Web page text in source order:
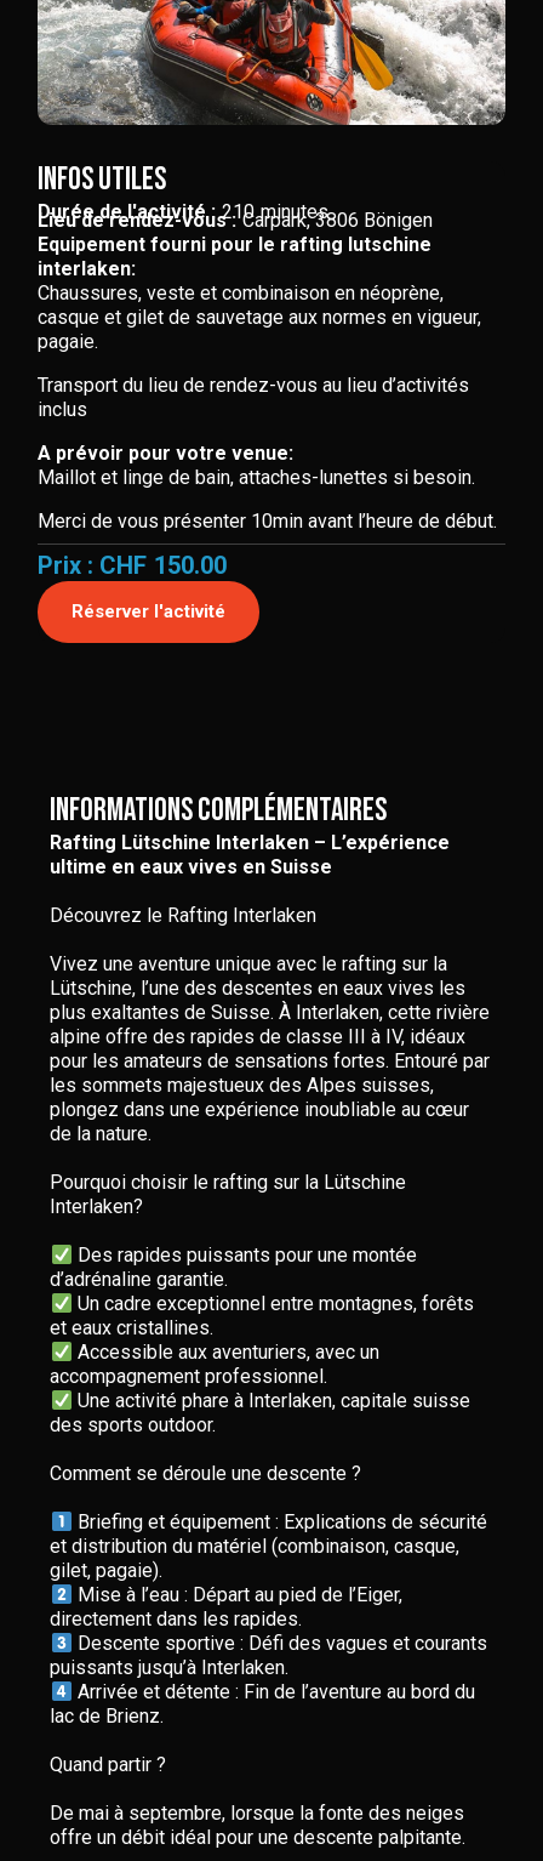
Infos utiles
Durée de l'activité : 210 minutes
Lieu de rendez-vous : Carpark, 3806 Bönigen
Equipement fourni pour le rafting lutschine
interlaken:
Chaussures, veste et combinaison en néoprène,
casque et gilet de sauvetage aux normes en vigueur,
pagaie.
Transport du lieu de rendez-vous au lieu d’activités
inclus
A prévoir pour votre venue:
Maillot et linge de bain, attaches-lunettes si besoin.
Merci de vous présenter 10min avant l’heure de début.
Prix : CHF 150.00
Réserver l'activité
informations complémentaires
Rafting Lütschine Interlaken – L’expérience
ultime en eaux vives en Suisse
Découvrez le Rafting Interlaken
Vivez une aventure unique avec le rafting sur la
Lütschine, l’une des descentes en eaux vives les
plus exaltantes de Suisse. À Interlaken, cette rivière
alpine offre des rapides de classe III à IV, idéaux
pour les amateurs de sensations fortes. Entouré par
les sommets majestueux des Alpes suisses,
plongez dans une expérience inoubliable au cœur
de la nature.
Pourquoi choisir le rafting sur la Lütschine
Interlaken?
Des rapides puissants pour une montée
Un cadre exceptionnel entre montagnes, forêts
Accessible aux aventuriers, avec un
Une activité phare à Interlaken, capitale suisse
des sports outdoor.
Comment se déroule une descente ?
Briefing et équipement : Explications de sécurité
et distribution du matériel (combinaison, casque,
Mise à l’eau : Départ au pied de l’Eiger,
Descente sportive : Défi des vagues et courants
Arrivée et détente : Fin de l’aventure au bord du
lac de Brienz.
Quand partir ?
De mai à septembre, lorsque la fonte des neiges
offre un débit idéal pour une descente palpitante.